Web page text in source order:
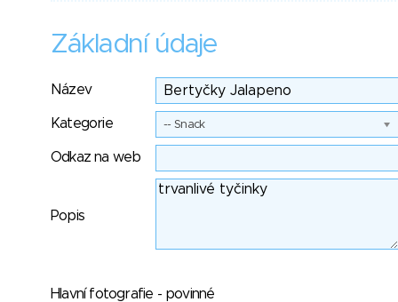
Základní údaje
Název
Kategorie -- Snack
Odkaz na web
Popis
Hlavní fotografie - povinné